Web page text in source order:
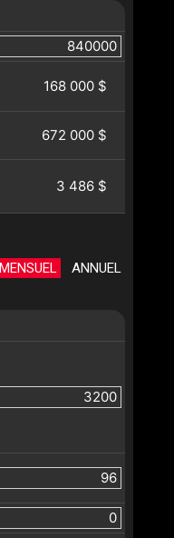
168 000 $
672 000 $
3 486 $
MENSUEL ANNUEL